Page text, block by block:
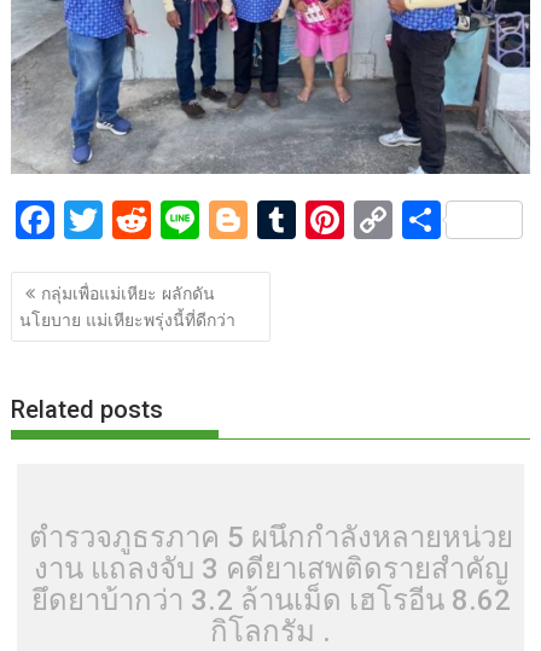
F
ac
e
b
o
k
T
w
itt
er
R
e
d
di
Li
n
e
Bl
o
g
T Pi C
k
S
แนะแนว
เรื่อง
กลุ่มเพื่อแม่เหียะ ผลักดัน
นโยบาย แม่เหียะพรุ่งนี้ที่ดีกว่า
Related posts
ตำรวจภูธรภาค 5 ผนึกกำลังหลายหน่วย
งาน แถลงจับ 3 คดียาเสพติดรายสำคัญ
ยึดยาบ้ากว่า 3.2 ล้านเม็ด เฮโรอีน 8.62
กิโลกรัม .